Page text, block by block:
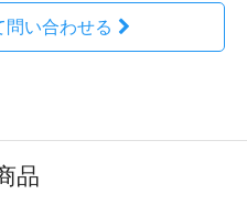
問い合わせる
品